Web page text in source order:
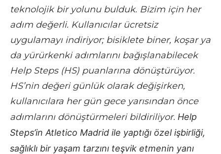
teknolojik bir yolunu bulduk. Bizim için her
adım değerli. Kullanıcılar ücretsiz
uygulamayı indiriyor; bisiklete biner, koşar ya
da yürürkenki adımlarını bağışlanabilecek
Help Steps (HS) puanlarına dönüştürüyor.
HS’nin değeri günlük olarak değişirken,
kullanıcılara her gün gece yarısından önce
adımlarını dönüştürmeleri bildiriliyor. Help
Steps’in Atletico Madrid ile yaptığı özel işbirliği,
sağlıklı bir yaşam tarzını teşvik etmenin yanı